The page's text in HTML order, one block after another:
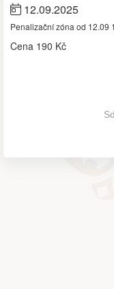
12.09.2025
Penalizační zóna od 12.09
Cena 190 Kč